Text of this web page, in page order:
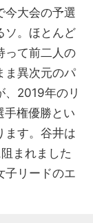
今大会の予選
ソ。ほとんど
って前二人の
ま異次元のパ
、2019年のリ
手権優勝とい
ます。谷井は
まれました
子リードのエ